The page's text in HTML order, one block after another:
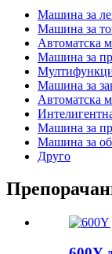
Машина за
Машина за
Автоматска
Машина за
Машина за
Автоматска
Машина за
Машина за
Друго